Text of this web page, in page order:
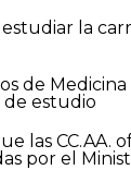
la
de
de estudio
las CC.AA.
por el